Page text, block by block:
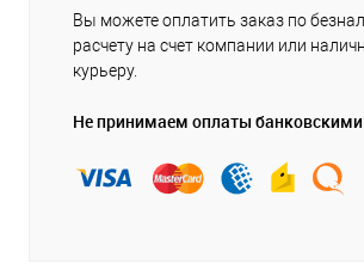
Вы можете оплатить заказ по
расчету на счет компании или
курьеру.
Не принимаем оплаты